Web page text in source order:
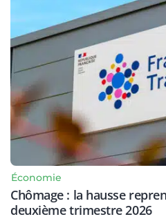
Économie
Chômage : la hausse
deuxième trimestre 2026